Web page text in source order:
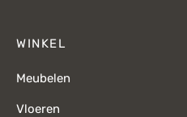
WINKEL
Meubelen
Vloeren